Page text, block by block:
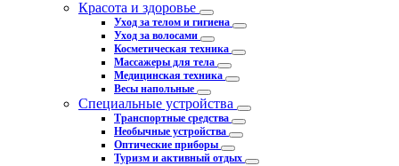
Красота и здоровье
Уход за телом и гигиена
Уход за волосами
Косметическая техника
Массажеры для тела
Медицинская техника
Весы напольные
Специальные устройства
Транспортные средства
Необычные устройства
Оптические приборы
Туризм и активный отдых